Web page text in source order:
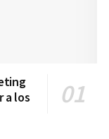
a los